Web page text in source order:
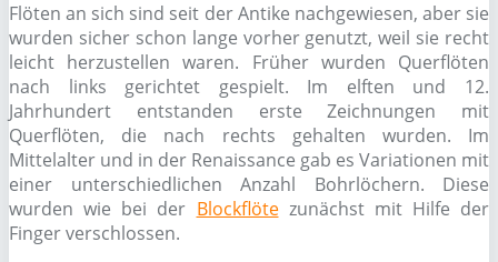
Flöten an sich sind seit der Antike nachgewiesen, aber sie
wurden sicher schon lange vorher genutzt, weil sie recht
leicht herzustellen waren. Früher wurden Querflöten
nach links gerichtet gespielt. Im elften und 12.
Jahrhundert entstanden erste Zeichnungen mit
Querflöten, die nach rechts gehalten wurden. Im
Mittelalter und in der Renaissance gab es Variationen mit
einer unterschiedlichen Anzahl Bohrlöchern. Diese
wurden wie bei der Blockflötezunächst mit Hilfe der
Finger verschlossen.